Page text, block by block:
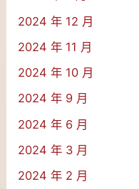
2024 年 12 月
2024 年 11 月
2024 年 10 月
2024 年 9 月
2024 年 6 月
2024 年 3 月
2024 年 2 月